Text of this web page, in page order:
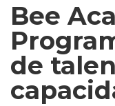
Bee
de